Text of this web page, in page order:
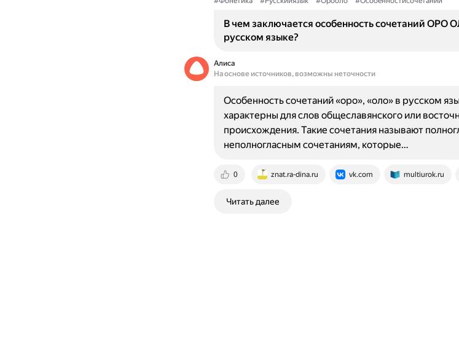
В чем заключается особенность сочетаний ОРО
русском языке?
Алиса
На основе источников, возможны неточности
0 znat.ra-dina.ru vk.com multiurok.ru
Особенность сочетаний «оро», «оло» в русском
характерны для слов общеславянского или
происхождения. Такие сочетания называют
неполногласным сочетаниям, которые…
Читать далее